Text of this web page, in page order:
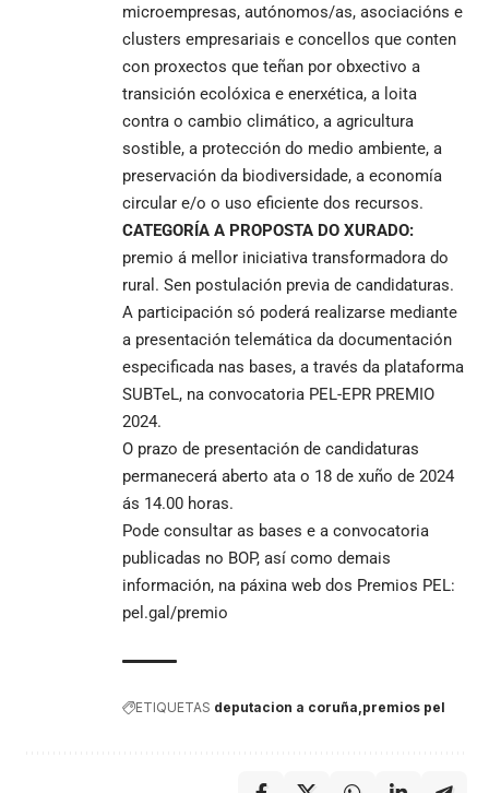
microempresas, autónomos/as, asociacións e
clusters empresariais e concellos que conten
con proxectos que teñan por obxectivo a
transición ecolóxica e enerxética, a loita
contra o cambio climático, a agricultura
sostible, a protección do medio ambiente, a
preservación da biodiversidade, a economía
circular e/o o uso eficiente dos recursos.
CATEGORÍA A PROPOSTA DO XURADO:
premio á mellor iniciativa transformadora do
rural. Sen postulación previa de candidaturas.
A participación só poderá realizarse mediante
a presentación telemática da documentación
especificada nas bases, a través da plataforma
SUBTeL, na convocatoria PEL-EPR PREMIO
2024.
O prazo de presentación de candidaturas
permanecerá aberto ata o 18 de xuño de 2024
ás 14.00 horas.
Pode consultar as bases e a convocatoria
publicadas no BOP, así como demais
información, na páxina web dos Premios PEL:
pel.gal/premio
ETIQUETAS deputacion a coruña premios pel